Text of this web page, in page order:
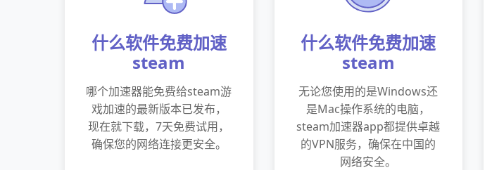
什么软件免费加速
steam
哪个加速器能免费给steam游
戏加速的最新版本已发布，
现在就下载，7天免费试用，
确保您的网络连接更安全。
什么软件免费加速
steam
无论您使用的是Windows还
是Mac操作系统的电脑，
steam加速器app都提供卓越
的VPN服务，确保在中国的
网络安全。